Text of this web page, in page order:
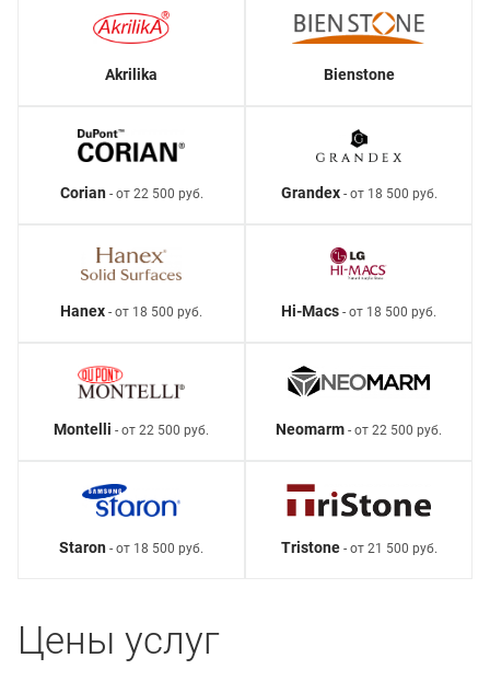
Akrilika Bienstone
Corian- от 22 500 руб. Grandex- от 18 500 руб.
Hanex - от 18 500 руб. Hi-Macs - от 18 500 руб.
Montelli - от 22 500 руб. Neomarm - от 22 500 руб.
Staron - от 18 500 руб. Tristone- от 21 500 руб.
Цены услуг